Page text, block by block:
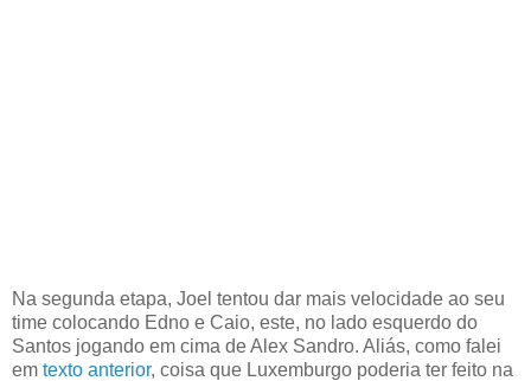
Na segunda etapa, Joel tentou dar mais velocidade ao seu
time colocando Edno e Caio, este, no lado esquerdo do
Santos jogando em cima de Alex Sandro. Aliás, como falei
em texto anterior, coisa que Luxemburgo poderia ter feito na